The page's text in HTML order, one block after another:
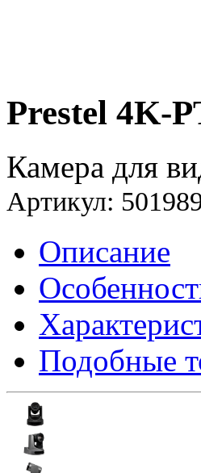
Prestel 4K-
Камера для
Артикул:
Описание
Подобные